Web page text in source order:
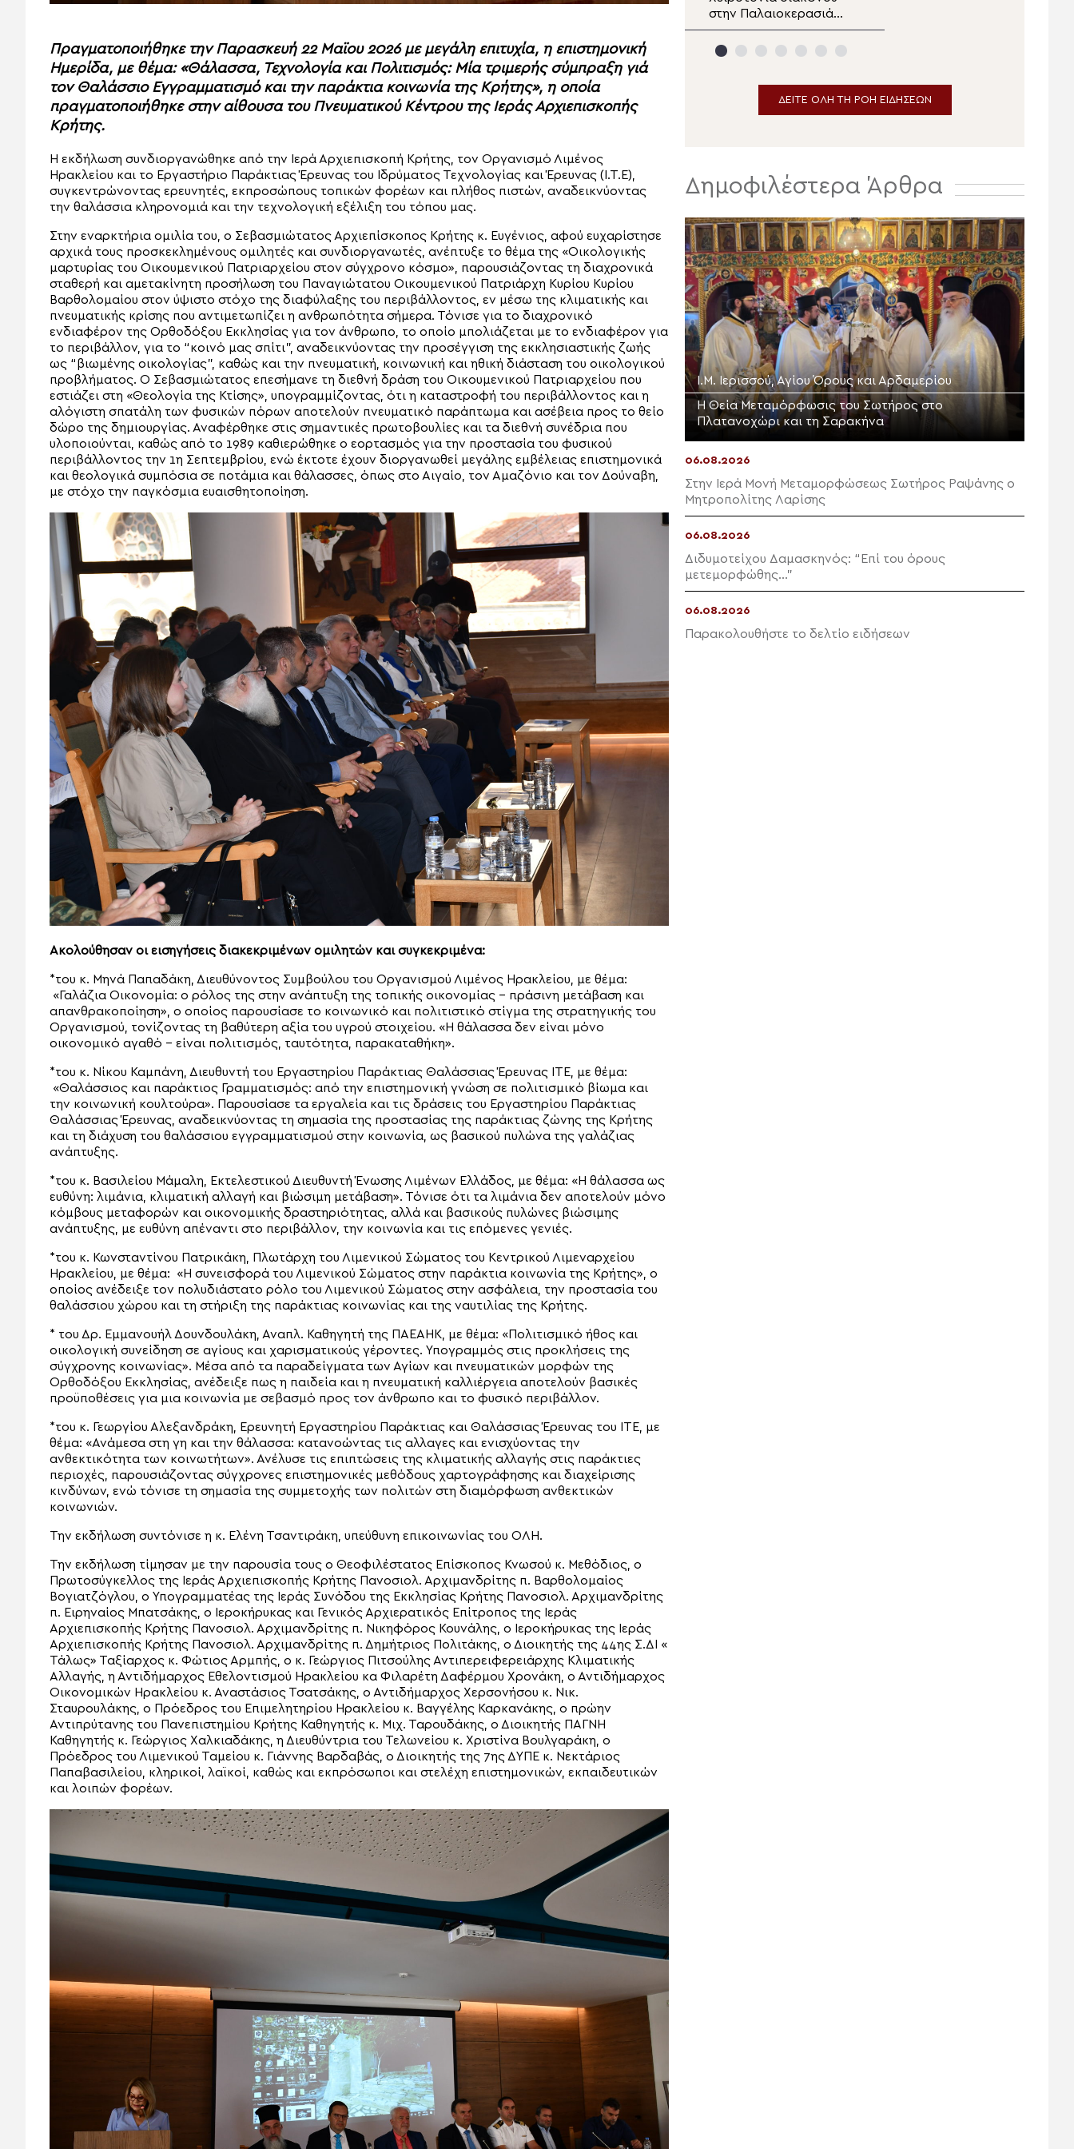
Πραγματοποιήθηκε την Παρασκευή 22 Μαϊου 2026 με μεγάλη επιτυχία, η επιστημονική
Ημερίδα, με θέμα: «Θάλασσα, Τεχνολογία και Πολιτισμός: Μία τριμερής σύμπραξη γιά
τον Θαλάσσιο Εγγραμματισμό και την παράκτια κοινωνία της Κρήτης», η οποία
πραγματοποιήθηκε στην αίθουσα του Πνευματικού Κέντρου της Ιεράς Αρχιεπισκοπής
Κρήτης.
Η εκδήλωση συνδιοργανώθηκε από την Ιερά Αρχιεπισκοπή Κρήτης, τον Οργανισμό Λιμένος
Ηρακλείου και το Εργαστήριο Παράκτιας Έρευνας του Ιδρύματος Τεχνολογίας και Έρευνας (Ι.Τ.Ε),
συγκεντρώνοντας ερευνητές, εκπροσώπους τοπικών φορέων και πλήθος πιστών, αναδεικνύοντας
την θαλάσσια κληρονομιά και την τεχνολογική εξέλιξη του τόπου μας.
Στην εναρκτήρια ομιλία του, ο Σεβασμιώτατος Αρχιεπίσκοπος Κρήτης κ. Ευγένιος, αφού ευχαρίστησε
αρχικά τους προσκεκλημένους ομιλητές και συνδιοργανωτές, ανέπτυξε το θέμα της «Οικολογικής
μαρτυρίας του Οικουμενικού Πατριαρχείου στον σύγχρονο κόσμο», παρουσιάζοντας τη διαχρονικά
σταθερή και αμετακίνητη προσήλωση του Παναγιώτατου Οικουμενικού Πατριάρχη Κυρίου Κυρίου
Βαρθολομαίου στον ύψιστο στόχο της διαφύλαξης του περιβάλλοντος, εν μέσω της κλιματικής και
πνευματικής κρίσης που αντιμετωπίζει η ανθρωπότητα σήμερα. Τόνισε για το διαχρονικό
ενδιαφέρον της Ορθοδόξου Εκκλησίας για τον άνθρωπο, το οποίο μπολιάζεται με το ενδιαφέρον για
το περιβάλλον, για το “κοινό μας σπίτι”, αναδεικνύοντας την προσέγγιση της εκκλησιαστικής ζωής
ως “βιωμένης οικολογίας”, καθώς και την πνευματική, κοινωνική και ηθική διάσταση του οικολογικού
προβλήματος. Ο Σεβασμιώτατος επεσήμανε τη διεθνή δράση του Οικουμενικού Πατριαρχείου που
εστιάζει στη «Θεολογία της Κτίσης», υπογραμμίζοντας, ότι η καταστροφή του περιβάλλοντος και η
αλόγιστη σπατάλη των φυσικών πόρων αποτελούν πνευματικό παράπτωμα και ασέβεια προς το θείο
δώρο της δημιουργίας. Αναφέρθηκε στις σημαντικές πρωτοβουλίες και τα διεθνή συνέδρια που
υλοποιούνται, καθώς από το 1989 καθιερώθηκε ο εορτασμός για την προστασία του φυσικού
περιβάλλοντος την 1η Σεπτεμβρίου, ενώ έκτοτε έχουν διοργανωθεί μεγάλης εμβέλειας επιστημονικά
και θεολογικά συμπόσια σε ποτάμια και θάλασσες, όπως στο Αιγαίο, τον Αμαζόνιο και τον Δούναβη,
με στόχο την παγκόσμια ευαισθητοποίηση.
Ακολούθησαν οι εισηγήσεις διακεκριμένων ομιλητών και συγκεκριμένα:
*του κ. Μηνά Παπαδάκη, Διευθύνοντος Συμβούλου του Οργανισμού Λιμένος Ηρακλείου, με θέμα:
«Γαλάζια Οικονομία: ο ρόλος της στην ανάπτυξη της τοπικής οικονομίας – πράσινη μετάβαση και
απανθρακοποίηση», ο οποίος παρουσίασε το κοινωνικό και πολιτιστικό στίγμα της στρατηγικής του
Οργανισμού, τονίζοντας τη βαθύτερη αξία του υγρού στοιχείου. «Η θάλασσα δεν είναι μόνο
οικονομικό αγαθό – είναι πολιτισμός, ταυτότητα, παρακαταθήκη».
*του κ. Νίκου Καμπάνη, Διευθυντή του Εργαστηρίου Παράκτιας Θαλάσσιας Έρευνας ΙΤΕ, με θέμα:
«Θαλάσσιος και παράκτιος Γραμματισμός: από την επιστημονική γνώση σε πολιτισμικό βίωμα και
την κοινωνική κουλτούρα». Παρουσίασε τα εργαλεία και τις δράσεις του Εργαστηρίου Παράκτιας
Θαλάσσιας Έρευνας, αναδεικνύοντας τη σημασία της προστασίας της παράκτιας ζώνης της Κρήτης
και τη διάχυση του θαλάσσιου εγγραμματισμού στην κοινωνία, ως βασικού πυλώνα της γαλάζιας
ανάπτυξης.
*του κ. Βασιλείου Μάμαλη, Εκτελεστικού Διευθυντή Ένωσης Λιμένων Ελλάδος, με θέμα: «Η θάλασσα ως
ευθύνη: λιμάνια, κλιματική αλλαγή και βιώσιμη μετάβαση». Τόνισε ότι τα λιμάνια δεν αποτελούν μόνο
κόμβους μεταφορών και οικονομικής δραστηριότητας, αλλά και βασικούς πυλώνες βιώσιμης
ανάπτυξης, με ευθύνη απέναντι στο περιβάλλον, την κοινωνία και τις επόμενες γενιές.
*του κ. Κωνσταντίνου Πατρικάκη, Πλωτάρχη του Λιμενικού Σώματος του Κεντρικού Λιμεναρχείου
Ηρακλείου, με θέμα: «Η συνεισφορά του Λιμενικού Σώματος στην παράκτια κοινωνία της Κρήτης», ο
οποίος ανέδειξε τον πολυδιάστατο ρόλο του Λιμενικού Σώματος στην ασφάλεια, την προστασία του
θαλάσσιου χώρου και τη στήριξη της παράκτιας κοινωνίας και της ναυτιλίας της Κρήτης.
* του Δρ. Εμμανουήλ Δουνδουλάκη, Αναπλ. Καθηγητή της ΠΑΕΑΗΚ, με θέμα: «Πολιτισμικό ήθος και
οικολογική συνείδηση σε αγίους και χαρισματικούς γέροντες. Υπογραμμός στις προκλήσεις της
σύγχρονης κοινωνίας». Μέσα από τα παραδείγματα των Αγίων και πνευματικών μορφών της
Ορθοδόξου Εκκλησίας, ανέδειξε πως η παιδεία και η πνευματική καλλιέργεια αποτελούν βασικές
προϋποθέσεις για μια κοινωνία με σεβασμό προς τον άνθρωπο και το φυσικό περιβάλλον.
*του κ. Γεωργίου Αλεξανδράκη, Ερευνητή Εργαστηρίου Παράκτιας και Θαλάσσιας Έρευνας του ΙΤΕ, με
θέμα: «Ανάμεσα στη γη και την θάλασσα: κατανοώντας τις αλλαγες και ενισχύοντας την
ανθεκτικότητα των κοινωτήτων». Ανέλυσε τις επιπτώσεις της κλιματικής αλλαγής στις παράκτιες
περιοχές, παρουσιάζοντας σύγχρονες επιστημονικές μεθόδους χαρτογράφησης και διαχείρισης
κινδύνων, ενώ τόνισε τη σημασία της συμμετοχής των πολιτών στη διαμόρφωση ανθεκτικών
κοινωνιών.
Την εκδήλωση συντόνισε η κ. Ελένη Τσαντιράκη, υπεύθυνη επικοινωνίας του ΟΛΗ.
Την εκδήλωση τίμησαν με την παρουσία τους ο Θεοφιλέστατος Επίσκοπος Κνωσού κ. Μεθόδιος, ο
Πρωτοσύγκελλος της Ιεράς Αρχιεπισκοπής Κρήτης Πανοσιολ. Αρχιμανδρίτης π. Βαρθολομαίος
Βογιατζόγλου, ο Υπογραμματέας της Ιεράς Συνόδου της Εκκλησίας Κρήτης Πανοσιολ. Αρχιμανδρίτης
π. Ειρηναίος Μπατσάκης, ο Ιεροκήρυκας και Γενικός Αρχιερατικός Επίτροπος της Ιεράς
Αρχιεπισκοπής Κρήτης Πανοσιολ. Αρχιμανδρίτης π. Νικηφόρος Κουνάλης, ο Ιεροκήρυκας της Ιεράς
Αρχιεπισκοπής Κρήτης Πανοσιολ. Αρχιμανδρίτης π. Δημήτριος Πολιτάκης, ο Διοικητής της 44ης Σ.ΔΙ «
Τάλως» Ταξίαρχος κ. Φώτιος Αρμπής, ο κ. Γεώργιος Πιτσούλης Αντιπερειφερειάρχης Κλιματικής
Αλλαγής, η Αντιδήμαρχος Εθελοντισμού Ηρακλείου κα Φιλαρέτη Δαφέρμου Χρονάκη, ο Αντιδήμαρχος
Οικονομικών Ηρακλείου κ. Αναστάσιος Τσατσάκης, ο Αντιδήμαρχος Χερσονήσου κ. Νικ.
Σταυρουλάκης, ο Πρόεδρος του Επιμελητηρίου Ηρακλείου κ. Βαγγέλης Καρκανάκης, ο πρώην
Αντιπρύτανης του Πανεπιστημίου Κρήτης Καθηγητής κ. Μιχ. Ταρουδάκης, ο Διοικητής ΠΑΓΝΗ
Καθηγητής κ. Γεώργιος Χαλκιαδάκης, η Διευθύντρια του Τελωνείου κ. Χριστίνα Βουλγαράκη, ο
Πρόεδρος του Λιμενικού Ταμείου κ. Γιάννης Βαρδαβάς, ο Διοικητής της 7ης ΔΥΠΕ κ. Νεκτάριος
Παπαβασιλείου, κληρικοί, λαϊκοί, καθώς και εκπρόσωποι και στελέχη επιστημονικών, εκπαιδευτικών
και λοιπών φορέων.
Αρχιεπισκόπου Καναδά
ο Αρχιεπίσκοπος
Θυατείρων
στην Παλαιοκερασιά
Φθιώτιδος (ΒΙΝΤΕΟ)
ΔΕΙΤΕ ΟΛΗ ΤΗ ΡΟΗ ΕΙΔΗΣΕΩΝ
Δημοφιλέστερα Άρθρα
Ι.Μ. Ιερισσού, Αγίου Όρους και Αρδαμερίου
Η Θεία Μεταμόρφωσις του Σωτήρος στο
Πλατανοχώρι και τη Σαρακήνα
06.08.2026
Στην Ιερά Μονή Μεταμορφώσεως Σωτήρος Ραψάνης ο
Μητροπολίτης Λαρίσης
06.08.2026
Διδυμοτείχου Δαμασκηνός: “Επί του όρους
μετεμορφώθης…”
06.08.2026
Παρακολουθήστε το δελτίο ειδήσεων